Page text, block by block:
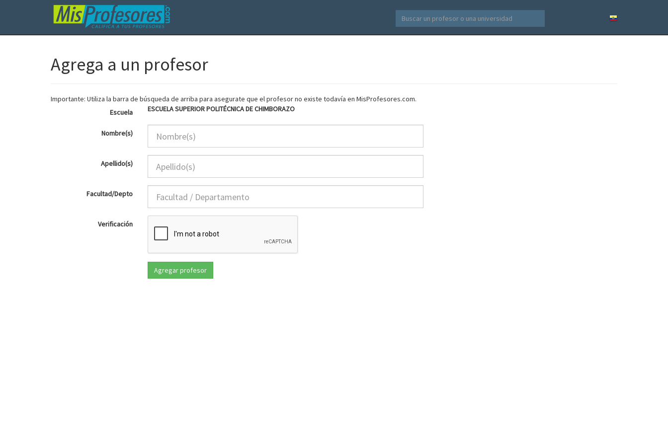
Agrega a un profesor
Importante: Utiliza la barra de búsqueda de arriba para asegurate que el profesor no existe todavía en MisProfesores.com.
Escuela
ESCUELA SUPERIOR POLITÉCNICA DE CHIMBORAZO
Nombre(s)
Apellido(s)
Facultad/Depto
Verificación